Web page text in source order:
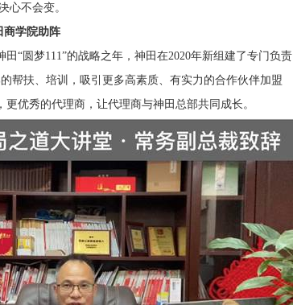
心不会变。
学院助阵
“圆梦111”的战略之年，神田在2020年新组建了专门负责
帮扶、培训，吸引更多高素质、有实力的合作伙伴加盟
优秀的代理商，让代理商与神田总部共同成长。